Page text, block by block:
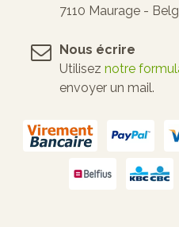
7110 Maurage -
Nous écrire
Utilisez notre
envoyer un mail.